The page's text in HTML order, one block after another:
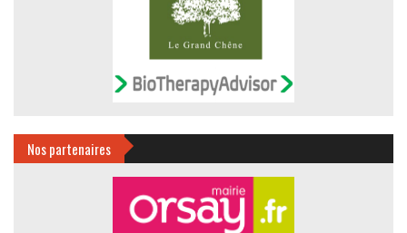
Nos partenaires